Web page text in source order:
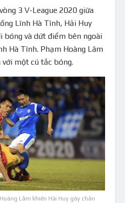
3 V-League 2020 giữa
Lĩnh Hà Tĩnh, Hải Huy
bóng và dứt điểm bên ngoài
Hà Tĩnh. Phạm Hoàng Lâm
với một cú tắc bóng.
Lâm khiến Hải Huy gãy chân